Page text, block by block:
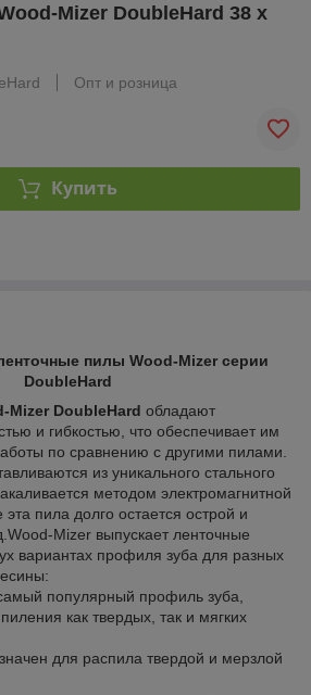
Mizer DoubleHard 38 х
Опт и розница
Купить
пилы Wood-Mizer серии
DoubleHard
Mizer DoubleHard обладают
и гибкостью, что обеспечивает им
по сравнению с другими пилами.
из уникального стального
методом электромагнитной
эта пила долго остается острой и
Mizer выпускает ленточные
вариантах профиля зуба для разных
популярный профиль зуба,
как твердых, так и мягких
для распила твердой и мерзлой